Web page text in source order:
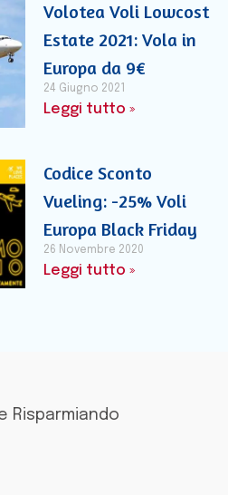
Volotea Voli Lowcost
Estate 2021: Vola in
Europa da 9€
24 Giugno 2021
Leggi tutto »
Codice Sconto
Vueling: -25% Voli
Europa Black Friday
26 Novembre 2020
Leggi tutto »
Risparmiando